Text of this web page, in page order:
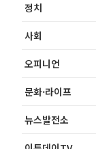
정치
사회
오피니언
문화·라이프
뉴스발전소